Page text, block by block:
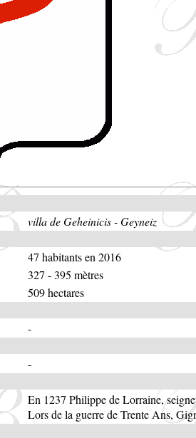
villa de Geheinicis - Geyneiz
47 habitants en 2016
327 - 395 mètres
509 hectares
-
-
En 1237 Philippe de Lorraine,
Lors de la guerre de Trente Ans,